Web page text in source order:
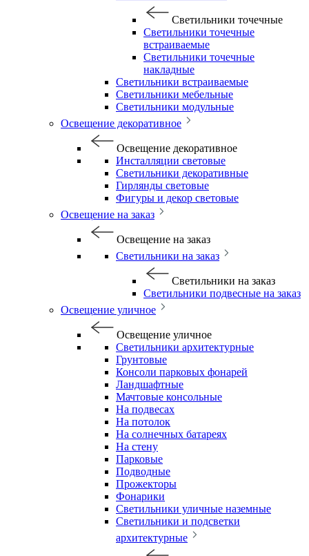
Светильники точечные
Светильники точечные
встраиваемые
Светильники точечные
накладные
Светильники встраиваемые
Светильники мебельные
Светильники модульные
Освещение декоративное
Освещение декоративное
Инсталляции световые
Светильники декоративные
Гирлянды световые
Фигуры и декор световые
Освещение на заказ
Освещение на заказ
Светильники на заказ
Светильники на заказ
Светильники подвесные на заказ
Освещение уличное
Освещение уличное
Светильники архитектурные
Грунтовые
Консоли парковых фонарей
Ландшафтные
Мачтовые консольные
На подвесах
На потолок
На солнечных батареях
На стену
Парковые
Подводные
Прожекторы
Фонарики
Светильники уличные наземные
Светильники и подсветки
архитектурные